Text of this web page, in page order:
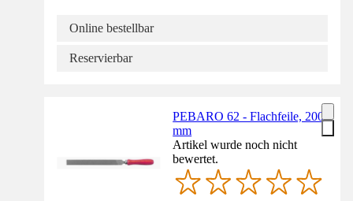
Online bestellbar
Reservierbar
PEBARO 62 - Flachfeile, 200
mm
Artikel wurde noch nicht
bewertet.